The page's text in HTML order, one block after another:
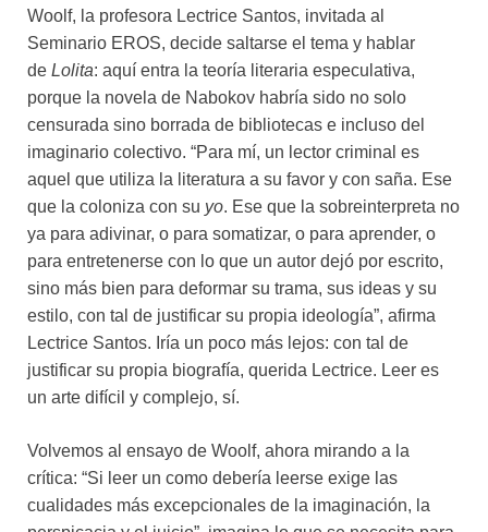
Woolf, la profesora Lectrice Santos, invitada al
Seminario EROS, decide saltarse el tema y hablar
de Lolita: aquí entra la teoría literaria especulativa,
porque la novela de Nabokov habría sido no solo
censurada sino borrada de bibliotecas e incluso del
imaginario colectivo. “Para mí, un lector criminal es
aquel que utiliza la literatura a su favor y con saña. Ese
que la coloniza con su yo. Ese que la sobreinterpreta no
ya para adivinar, o para somatizar, o para aprender, o
para entretenerse con lo que un autor dejó por escrito,
sino más bien para deformar su trama, sus ideas y su
estilo, con tal de justificar su propia ideología”, afirma
Lectrice Santos. Iría un poco más lejos: con tal de
justificar su propia biografía, querida Lectrice. Leer es
un arte difícil y complejo, sí.
Volvemos al ensayo de Woolf, ahora mirando a la
crítica: “Si leer un como debería leerse exige las
cualidades más excepcionales de la imaginación, la